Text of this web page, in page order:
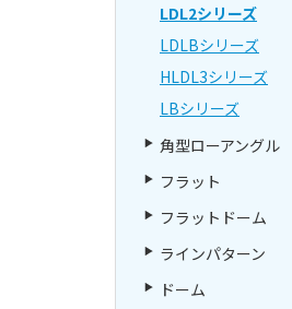
LDL2シリーズ
LDLBシリーズ
HLDL3シリーズ
LBシリーズ
角型ローアングル
フラット
フラットドーム
ラインパターン
ドーム